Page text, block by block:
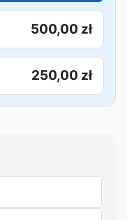
500,00 zł
250,00 zł